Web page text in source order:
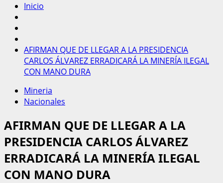
Inicio
AFIRMAN QUE DE LLEGAR A LA PRESIDENCIA
CARLOS ÁLVAREZ ERRADICARÁ LA MINERÍA ILEGAL
CON MANO DURA
Mineria
Nacionales
AFIRMAN QUE DE LLEGAR A LA
PRESIDENCIA CARLOS ÁLVAREZ
ERRADICARÁ LA MINERÍA ILEGAL
CON MANO DURA